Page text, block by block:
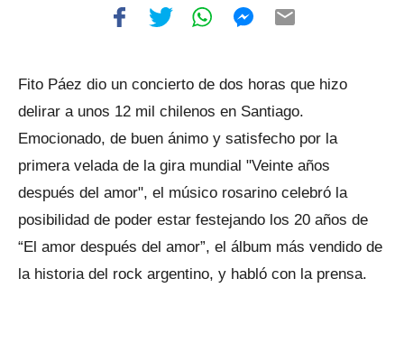
Fito Páez dio un concierto de dos horas que hizo
delirar a unos 12 mil chilenos en Santiago.
Emocionado, de buen ánimo y satisfecho por la
primera velada de la gira mundial "Veinte años
después del amor", el músico rosarino celebró la
posibilidad de poder estar festejando los 20 años de
“El amor después del amor”, el álbum más vendido de
la historia del rock argentino, y habló con la prensa.